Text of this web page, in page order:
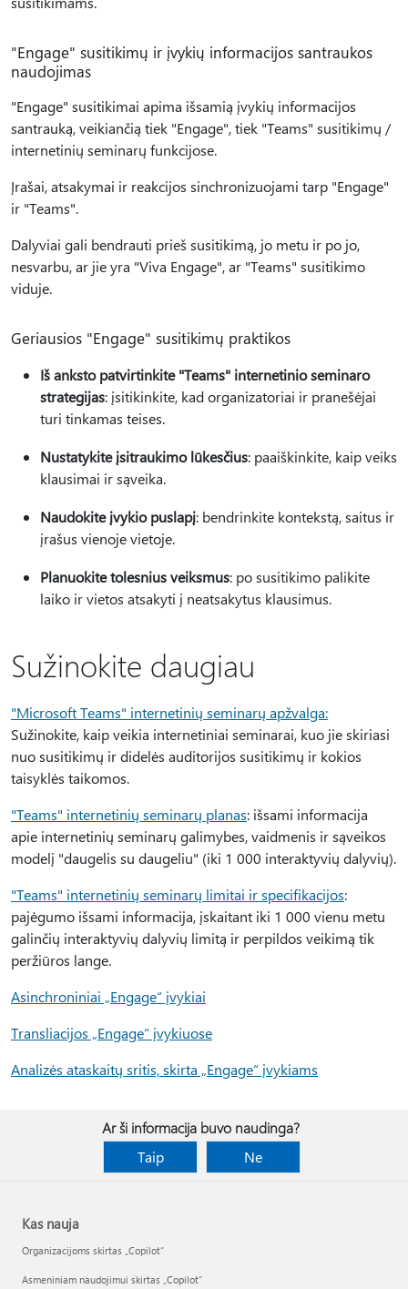
"Engage" susitikimų ir įvykių informacijos santraukos
naudojimas
"Engage" susitikimai apima išsamią įvykių informacijos
santrauką, veikiančią tiek "Engage", tiek "Teams" susitikimų /
internetinių seminarų funkcijose.
Įrašai, atsakymai ir reakcijos sinchronizuojami tarp "Engage"
ir "Teams".
Dalyviai gali bendrauti prieš susitikimą, jo metu ir po jo,
nesvarbu, ar jie yra "Viva Engage", ar "Teams" susitikimo
viduje.
Geriausios "Engage" susitikimų praktikos
Iš anksto patvirtinkite "Teams" internetinio seminaro
strategijas: įsitikinkite, kad organizatoriai ir pranešėjai
turi tinkamas teises.
Nustatykite įsitraukimo lūkesčius: paaiškinkite, kaip veiks
klausimai ir sąveika.
Naudokite įvykio puslapį: bendrinkite kontekstą, saitus ir
įrašus vienoje vietoje.
Planuokite tolesnius veiksmus: po susitikimo palikite
laiko ir vietos atsakyti į neatsakytus klausimus.
Sužinokite daugiau
"Microsoft Teams" internetinių seminarų apžvalga:
Sužinokite, kaip veikia internetiniai seminarai, kuo jie skiriasi
nuo susitikimų ir didelės auditorijos susitikimų ir kokios
taisyklės taikomos.
"Teams" internetinių seminarų planas: išsami informacija
apie internetinių seminarų galimybes, vaidmenis ir sąveikos
modelį "daugelis su daugeliu" (iki 1 000 interaktyvių dalyvių).
"Teams" internetinių seminarų limitai ir specifikacijos:
pajėgumo išsami informacija, įskaitant iki 1 000 vienu metu
galinčių interaktyvių dalyvių limitą ir perpildos veikimą tik
peržiūros lange.
Asinchroniniai „Engage“ įvykiai
Transliacijos „Engage“ įvykiuose
Analizės ataskaitų sritis, skirta „Engage“ įvykiams
Ar ši informacija buvo naudinga?
Taip
Ne
Kas nauja
Organizacijoms skirtas „Copilot“
Asmeniniam naudojimui skirtas „Copilot“